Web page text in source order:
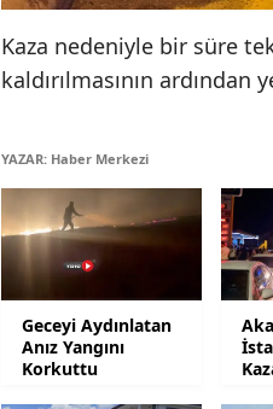
Kaza nedeniyle bir süre
kaldırılmasının ardından
YAZAR: Haber Merkezi
Geceyi Aydınlatan
Anız Yangını
Korkuttu